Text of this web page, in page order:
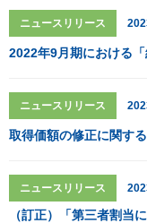
ニュースリリース
2022年9月期における
ニュースリリース
取得価額の修正に関す
ニュースリリース
（訂正）「第三者割当